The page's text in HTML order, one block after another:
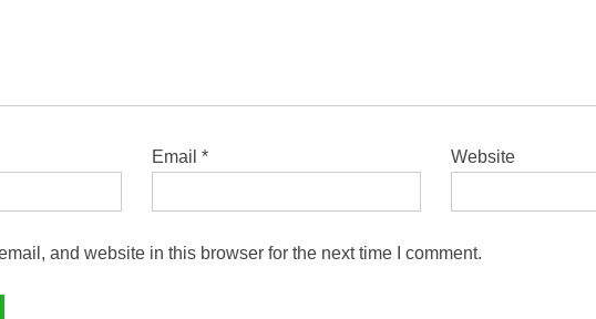
Email* Website
and website in this browser for the next time I comment.